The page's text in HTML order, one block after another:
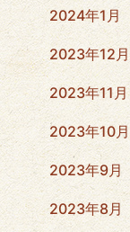
2024年1月
2023年12月
2023年11月
2023年10月
2023年9月
2023年8月